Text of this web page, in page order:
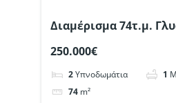
Διαμέρισμα 74τ.μ.
250.000€
2Υπνοδωμάτια 1
74 m²